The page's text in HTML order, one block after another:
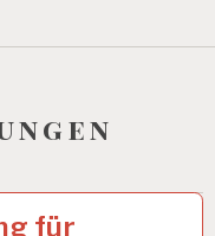
für